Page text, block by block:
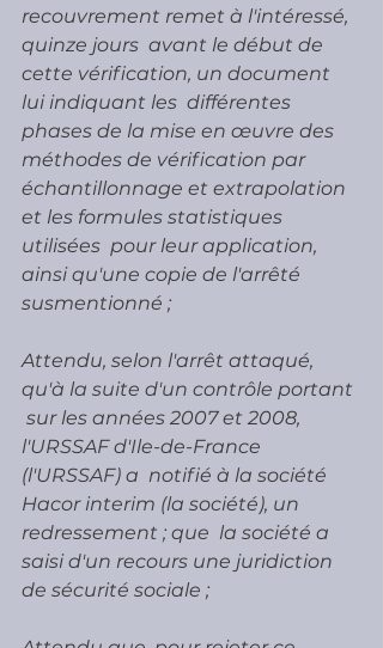
recouvrement remet à l'intéressé,
quinze jours  avant le début de
cette vérification, un document
lui indiquant les  différentes
phases de la mise en œuvre des
méthodes de vérification par
échantillonnage et extrapolation
et les formules statistiques
utilisées  pour leur application,
ainsi qu'une copie de l'arrêté
susmentionné ;
Attendu, selon l'arrêt attaqué,
qu'à la suite d'un contrôle portant
sur les années 2007 et 2008,
l'URSSAF d'Ile-de-France
(l'URSSAF) a  notifié à la société
Hacor interim (la société), un
redressement ; que  la société a
saisi d'un recours une juridiction
de sécurité sociale ;